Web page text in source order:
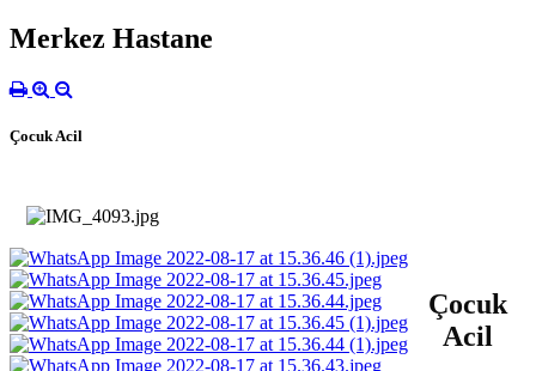
Merkez Hastane
Çocuk Acil
Çocuk
Acil